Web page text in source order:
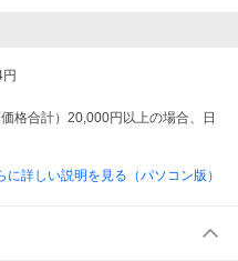
格合計）20,000円以上の場合、日
に詳しい説明を見る（パソコン版）